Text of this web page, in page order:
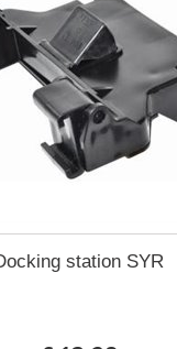
station SYR